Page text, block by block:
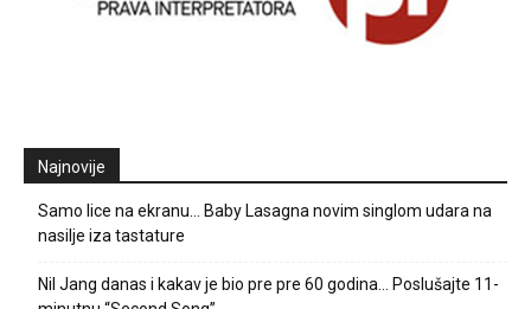
Najnovije
Samo lice na ekranu… Baby Lasagna novim singlom udara na
nasilje iza tastature
Nil Jang danas i kakav je bio pre pre 60 godina… Poslušajte 11-